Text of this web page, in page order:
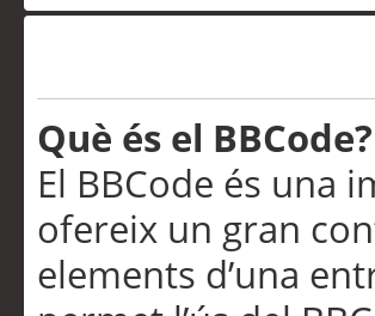
Què és el BBCode?
El BBCode és una
ofereix un gran
elements d’una